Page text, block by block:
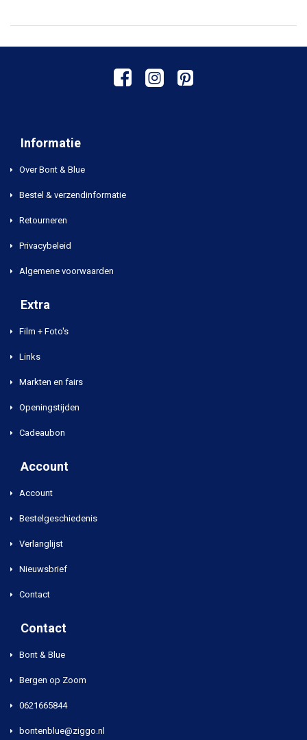
Informatie
Over Bont & Blue
Bestel & verzendinformatie
Retourneren
Privacybeleid
Algemene voorwaarden
Extra
Film + Foto's
Links
Markten en fairs
Openingstijden
Cadeaubon
Account
Account
Bestelgeschiedenis
Verlanglijst
Nieuwsbrief
Contact
Contact
Bont & Blue
Bergen op Zoom
0621665844
bontenblue@ziggo.nl